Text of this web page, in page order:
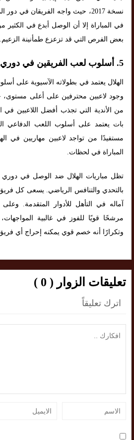
نسخة 2017، حيث واجه الفريقان في
في المباراة إلا أن الوصل أبدع في الكثير
بعض الفرص التي قد تزعزع طمأنينة الزعيم.
5. أسلوب لعب الفريقين في دوري
الهلال يعتمد في بطولاته الآسيوية على
وجود لاعبين محترفين على أعلى مستوى،
من الأندية التي تجذب أفضل اللاعبين في
بات يعتمد على أسلوب اللعب الدفاعي
مستفيدًا من تواجد لاعبين مهاريين في
المباراة في لحظات.
تظل مباريات الهلال ضد الوصل في دوري
بالتحدي والتنافس الرياضي. يسعى كل فريق
آماله في التأهل للأدوار المتقدمة.
مرشحًا قويًا للفوز في غالبية
وتكرارًا أنه خصم قوي يمكنه إحراج أي
تعليقات الزوار ( 0 )
اترك تعليقاً